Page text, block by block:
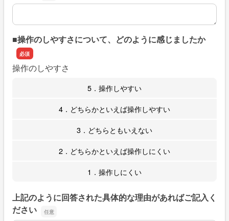
上記のように回答された具体的な理由があればご記入くだ
■操作のしやすさについて、どのように感じましたか
操作のしやすさ
5．操作しやすい
4．どちらかといえば操作しやすい
3．どちらともいえない
2．どちらかといえば操作しにくい
1．操作しにくい
上記のように回答された具体的な理由があればご記入く
ださい